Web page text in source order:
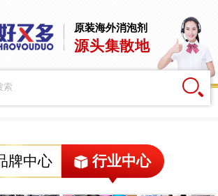
原装海外消泡剂
源头集散地
牌中心 行业中心